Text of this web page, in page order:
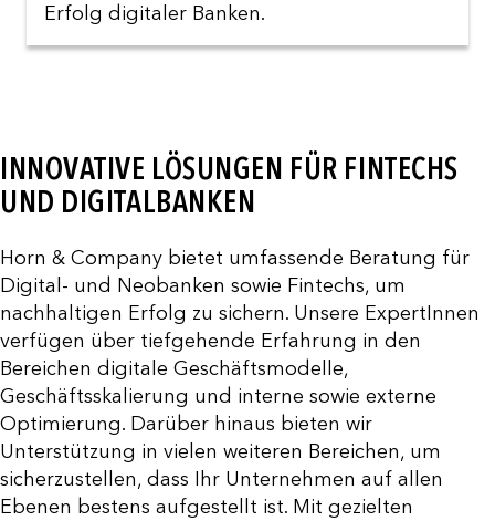
Erfolg digitaler Banken.
INNOVATIVE LÖSUNGEN FÜR FINTECHS
UND DIGITALBANKEN
Horn & Company bietet umfassende Beratung für
Digital- und Neobanken sowie Fintechs, um
nachhaltigen Erfolg zu sichern. Unsere ExpertInnen
verfügen über tiefgehende Erfahrung in den
Bereichen digitale Geschäftsmodelle,
Geschäftsskalierung und interne sowie externe
Optimierung. Darüber hinaus bieten wir
Unterstützung in vielen weiteren Bereichen, um
sicherzustellen, dass Ihr Unternehmen auf allen
Ebenen bestens aufgestellt ist. Mit gezielten